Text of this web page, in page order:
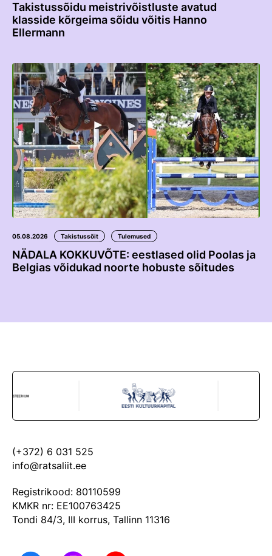
Takistussõidu meistrivõistluste avatud
klasside kõrgeima sõidu võitis Hanno
Ellermann
05.08.2026 Takistussõit Tulemused
NÄDALA KOKKUVÕTE: eestlased olid Poolas ja
Belgias võidukad noorte hobuste sõitudes
(+372) 6 031 525
info@ratsaliit.ee
Registrikood: 80110599
KMKR nr: EE100763425
Tondi 84/3, III korrus, Tallinn 11316